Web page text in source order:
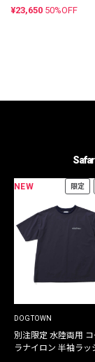
¥23,650 50%OFF
NEW 限定
DOGTOWN
別注限定 水陸両用
ラナイロン 半袖ラッ